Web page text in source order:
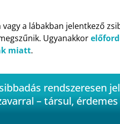
vagy a lábakban jelentkező
Ugyanakkor
miatt.
rendszeresen
– társul,